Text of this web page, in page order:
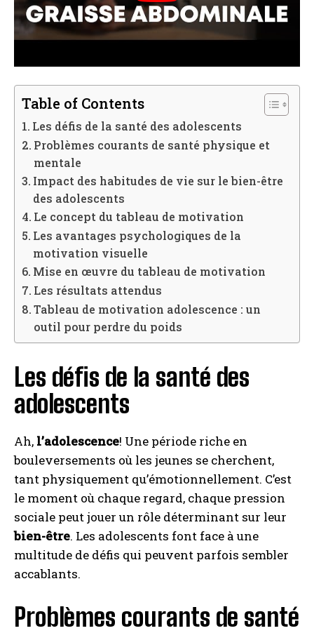
Table of Contents
Les défis de la santé des adolescents
Problèmes courants de santé physique et
mentale
Impact des habitudes de vie sur le bien-être
des adolescents
Le concept du tableau de motivation
Les avantages psychologiques de la
motivation visuelle
Mise en œuvre du tableau de motivation
Les résultats attendus
Tableau de motivation adolescence : un
outil pour perdre du poids
Les défis de la santé des
adolescents
Ah, l’adolescence! Une période riche en
bouleversements où les jeunes se cherchent,
tant physiquement qu’émotionnellement. C’est
le moment où chaque regard, chaque pression
sociale peut jouer un rôle déterminant sur leur
bien-être. Les adolescents font face à une
multitude de défis qui peuvent parfois sembler
accablants.
Problèmes courants de santé